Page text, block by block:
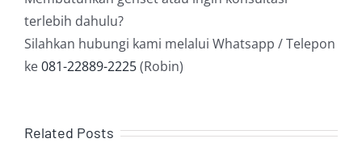
terlebih dahulu?
Silahkan hubungi kami melalui Whatsapp / Telepon
ke081-22889-2225(Robin)
Related Posts